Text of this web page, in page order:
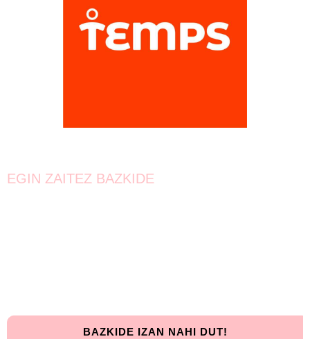
EGIN ZAITEZ BAZKIDE
BAZKIDE IZAN NAHI DUT!